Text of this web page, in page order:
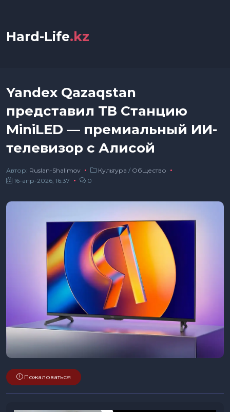
Hard-Life.kz
Yandex Qazaqstan
представил ТВ Станцию
MiniLED — премиальный ИИ-
телевизор с Алисой
Автор: Ruslan-Shalimov Культура / Общество
16-апр-2026, 16:37
0
Пожаловаться